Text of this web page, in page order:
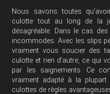
Nous savons toutes
culotte tout au long de la
désagréable. Dans le cas
incommodes. Avec les slips
vraiment vous soucier des
culotte et rien d’autre, ce qui
par les saignements. Ce
vraiment adapté à la
culottes de règles